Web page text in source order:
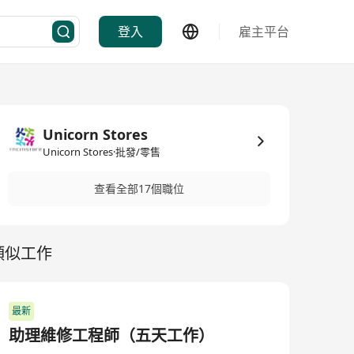
登入 雇主平台
Unicorn Stores
Unicorn Stores·批發/零售
查看全部17個職位
似工作
最新
助理維修工程師（五天工作）